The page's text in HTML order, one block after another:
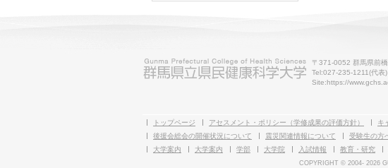
〒371-0052 群馬県前
Tel:027-235-1211(代表
Site:https://
トップページ アセスメント・ポリシー（学修成果の評価方針） キ
後援会総会の開催状況について
震災関連情報について 受験生の方
大学案内
大学案内 学部 大学院 入試情報 教育・研究
COPYRIGHT © 2004- 2026